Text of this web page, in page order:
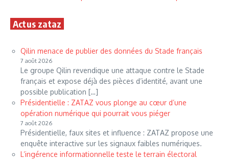
Actus zataz
Qilin menace de publier des données du Stade français
7 août 2026
Le groupe Qilin revendique une attaque contre le Stade
français et expose déjà des pièces d’identité, avant une
possible publication […]
Présidentielle : ZATAZ vous plonge au cœur d’une
opération numérique qui pourrait vous piéger
7 août 2026
Présidentielle, faux sites et influence : ZATAZ propose une
enquête interactive sur les signaux faibles numériques.
L’ingérence informationnelle teste le terrain électoral